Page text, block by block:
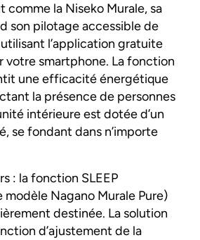
comme la Niseko Murale, sa
son pilotage accessible de
l’application gratuite
votre smartphone. La fonction
une efficacité énergétique
la présence de personnes
intérieure est dotée d’un
se fondant dans n’importe
: la fonction SLEEP
modèle Nagano Murale Pure)
destinée. La solution
d’ajustement de la